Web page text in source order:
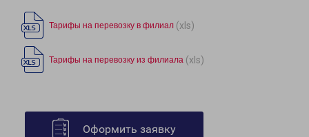
Тарифы на перевозку в филиал (xls)
Тарифы на перевозку из филиала (xls)
Оформить заявку